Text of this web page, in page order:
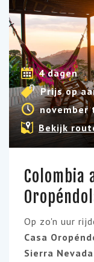
4 dagen
Prijs op
Bekijk
Colombia
Op zo'n uur
Casa
Sierra